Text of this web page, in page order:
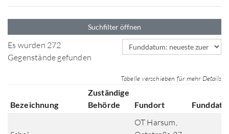
Suchfilter öffnen
Es wurden 272
Gegenstände gefunden
Sortierfeld
Tabelle verschieben für mehr Details
Bezeichnung
Zuständige
Behörde
Fundort
OT Harsum,